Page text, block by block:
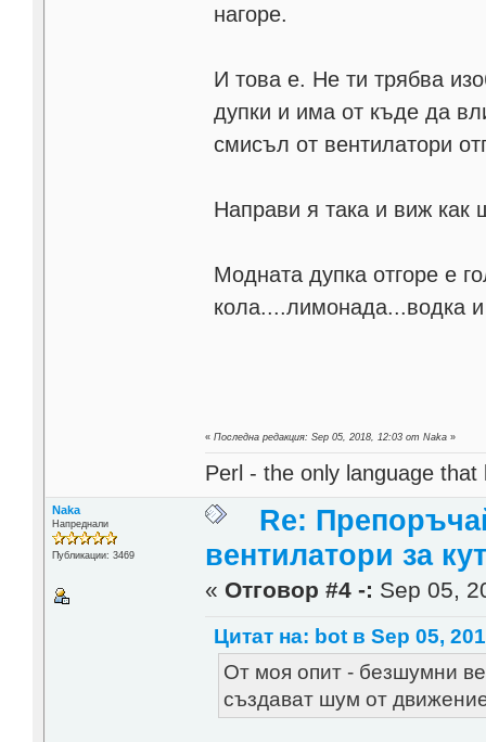
нагоре.
И това е. Не ти трябва
дупки и има от къде да
смисъл от вентилатори
Направи я така и виж как
Модната дупка отгоре е
кола....лимонада...водка
«Последна редакция: Sep 05, 2018, 12:03 от Naka »
Perl - the only language
Naka
Напреднали
Публикации: 3469
Re:
вентилатори за
« Отговор #4 -: Sep 05,
Цитат на: bot в Sep 05,
От моя опит - безшумни
създават шум от